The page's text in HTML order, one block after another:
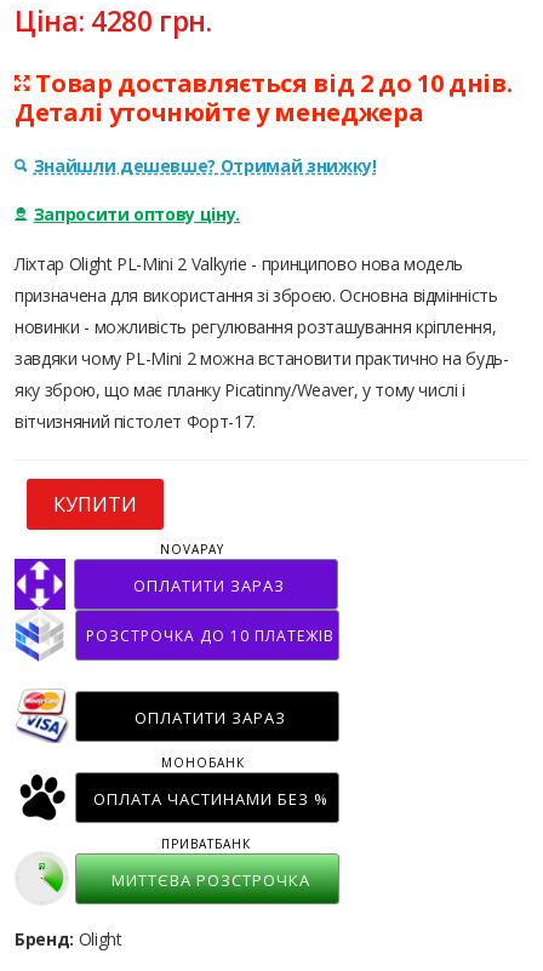
Ціна: 4280 грн.
Товар доставляється від 2 до 10 днів.
Деталі уточнюйте у менеджера
Знайшли дешевше? Отримай знижку!
Запросити оптову ціну.
Ліхтар Olight PL-Mini 2 Valkyrie - принципово нова модель
призначена для використання зі зброєю. Основна відмінність
новинки - можливість регулювання розташування кріплення,
завдяки чому PL-Mini 2 можна встановити практично на будь-
яку зброю, що має планку Picatinny/Weaver, у тому числі і
вітчизняний пістолет Форт-17.
КУПИТИ
ОПЛАТИТИ ЗАРАЗ
NOVAPAY
РОЗСТРОЧКА ДО 10 ПЛАТЕЖІВ
ОПЛАТИТИ ЗАРАЗ
ОПЛАТА ЧАСТИНАМИ БЕЗ %
МОНОБАНК
МИТТЄВА РОЗСТРОЧКА
ПРИВАТБАНК
Бренд: Olight